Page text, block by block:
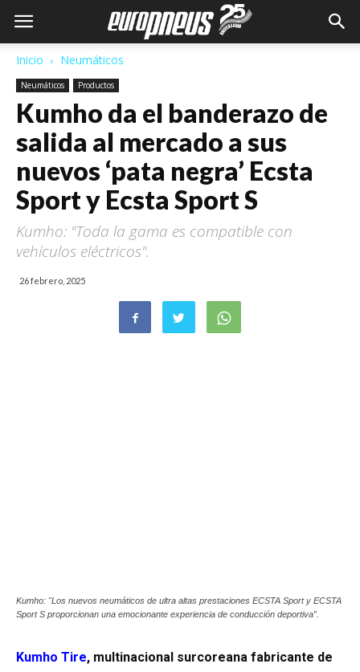
Inicio Neumáticos
Neumáticos Productos
Kumho da el banderazo de
salida al mercado a sus
nuevos ‘pata negra’ Ecsta
Sport y Ecsta Sport S
Kumho: "Toda la gama es compatible con
vehículos eléctricos".
26 febrero, 2025
Kumho: "Los nuevos neumáticos de ultra altas prestaciones ECSTA Sport y ECSTA
Sport S proporcionan una emocionante experiencia de conducción deportiva”.
Kumho Tire, multinacional surcoreana fabricante de